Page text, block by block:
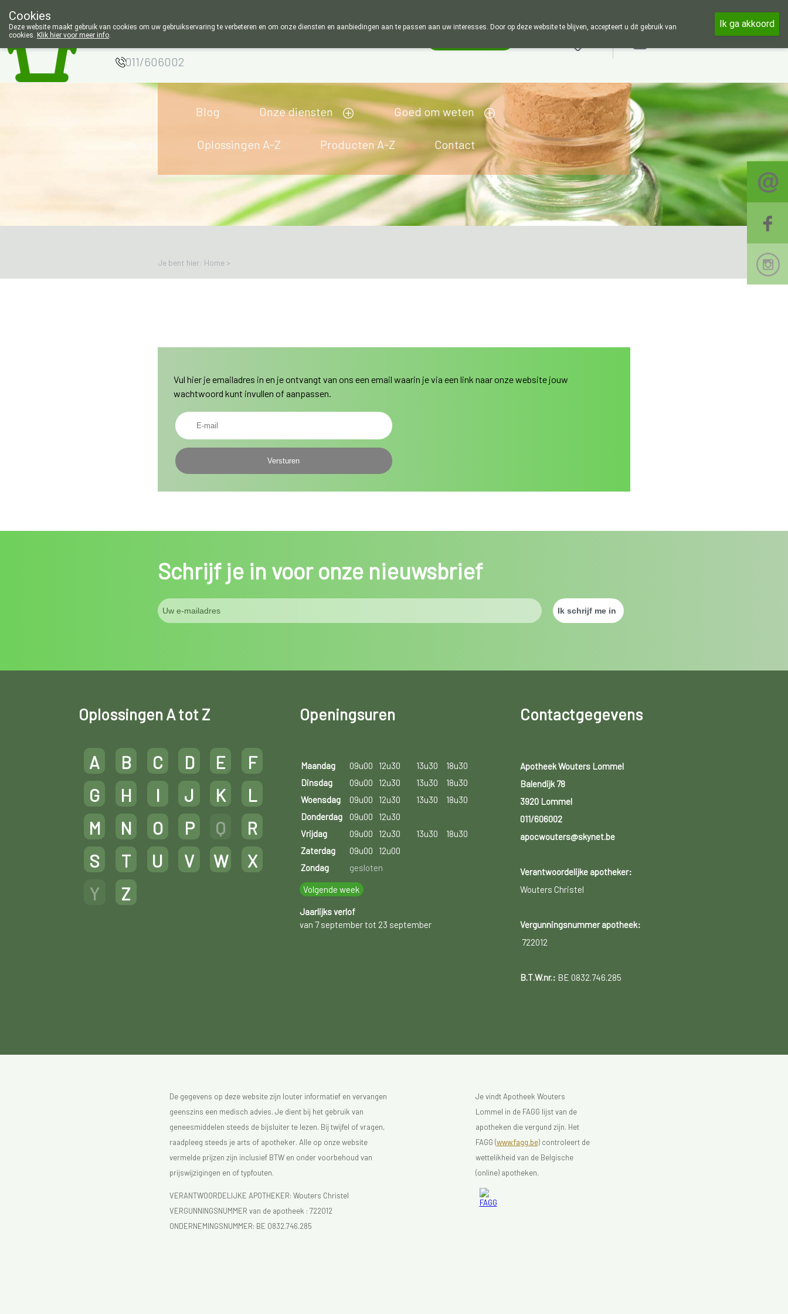
Apotheek Wouters
011/606002
Blog Onze diensten Goed om weten
Oplossingen A-Z Producten A-Z Contact
Je bent hier: Home >
Vul hier je emailadres in en je ontvangt van ons een email waarin je via een link naar onze website jouw
wachtwoord kunt invullen of aanpassen.
Schrijf je in voor onze nieuwsbrief
Oplossingen A tot Z
A B C D E
F
G
H I J K
L
M
N O P Q
R
S
T U V W
X
Y
Z
Openingsuren
Maandag 09u00 12u30 13u30
18u30
Dinsdag
09u00 12u30 13u30
18u30
Woensdag
09u00 12u30 13u30
18u30
Donderdag
09u00
12u30
Vrijdag
09u00 12u30 13u30
18u30
Zaterdag
09u00
12u00
Zondag
gesloten
Volgende week
Jaarlijks verlof
van 7 september tot 23 september
Contactgegevens
Apotheek Wouters Lommel
Balendijk 78
3920 Lommel
011/606002
apocwouters@skynet.be
Verantwoordelijke apotheker:
Wouters Christel
Vergunningsnummer apotheek:
722012
B.T.W.nr.: BE 0832.746.285
De gegevens op deze website zijn louter informatief en vervangen
geenszins een medisch advies. Je dient bij het gebruik van
geneesmiddelen steeds de bijsluiter te lezen. Bij twijfel of vragen,
raadpleeg steeds je arts of apotheker. Alle op onze website
vermelde prijzen zijn inclusief BTW en onder voorbehoud van
prijswijzigingen en of typfouten.
VERANTWOORDELIJKE APOTHEKER: Wouters Christel
VERGUNNINGSNUMMER van de apotheek : 722012
ONDERNEMINGSNUMMER: BE 0832.746.285
Je vindt Apotheek Wouters
Lommel in de FAGG lijst van de
apotheken die vergund zijn. Het
FAGG (www.fagg.be)controleert de
wettelikheid van de Belgische
(online) apotheken.
Cookies
Deze website maakt gebruik van cookies om uw gebruikservaring te verbeteren en om onze diensten en aanbiedingen aan te passen aan uw interesses. Door op deze website te blijven, accepteert u dit gebruik van
cookies. Klik hier voor meer info.
Ik ga akkoord